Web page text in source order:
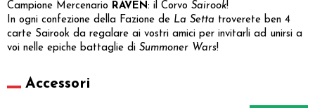
Campione Mercenario RAVEN: il Corvo Sairook!
In ogni confezione della Fazione de La Setta troverete ben 4
carte Sairook da regalare ai vostri amici per invitarli ad unirsi a
voi nelle epiche battaglie di Summoner Wars!
Accessori